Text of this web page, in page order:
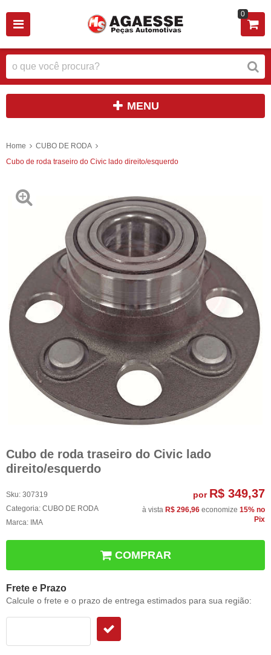
0
MENU
Home
CUBO DE RODA
Cubo de roda traseiro do Civic lado direito/esquerdo
Cubo de roda traseiro do Civic lado
direito/esquerdo
Sku: 307319
Categoria: CUBO DE RODA
Marca: IMA
por R$ 349,37
à vista R$ 296,96 economize 15% no
Pix
COMPRAR
Frete e Prazo
Calcule o frete e o prazo de entrega estimados para sua região: